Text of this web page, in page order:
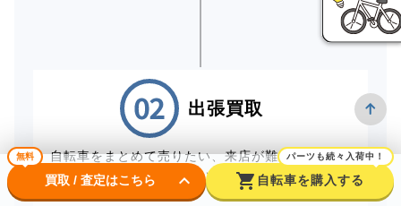
出張買取
自転車をまとめて売りたい、来店が難しいお客様
は、スタッフが直接お伺いする出張買取をご利用
無料
買取 / 査定はこちら keyboard_arrow_down shopping_cart
パーツも続々入荷中！
自転車を購入する